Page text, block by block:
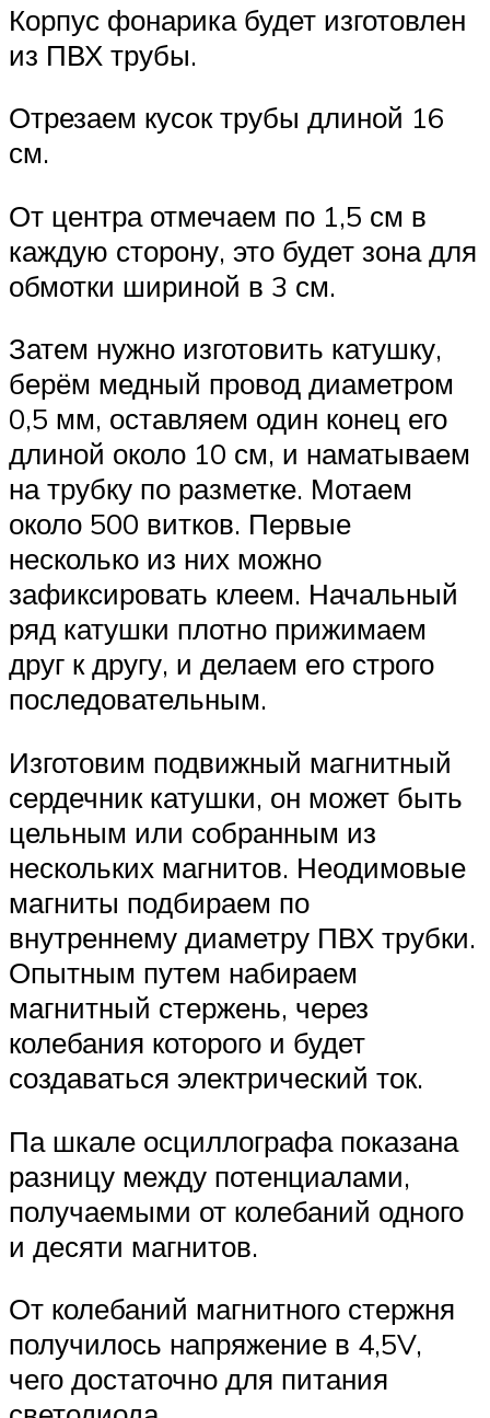
Корпус фонарика будет изготовлен
из ПВХ трубы.
Отрезаем кусок трубы длиной 16
см.
От центра отмечаем по 1,5 см в
каждую сторону, это будет зона для
обмотки шириной в 3 см.
Затем нужно изготовить катушку,
берём медный провод диаметром
0,5 мм, оставляем один конец его
длиной около 10 см, и наматываем
на трубку по разметке. Мотаем
около 500 витков. Первые
несколько из них можно
зафиксировать клеем. Начальный
ряд катушки плотно прижимаем
друг к другу, и делаем его строго
последовательным.
Изготовим подвижный магнитный
сердечник катушки, он может быть
цельным или собранным из
нескольких магнитов. Неодимовые
магниты подбираем по
внутреннему диаметру ПВХ трубки.
Опытным путем набираем
магнитный стержень, через
колебания которого и будет
создаваться электрический ток.
Па шкале осциллографа показана
разницу между потенциалами,
получаемыми от колебаний одного
и десяти магнитов.
От колебаний магнитного стержня
получилось напряжение в 4,5V,
чего достаточно для питания